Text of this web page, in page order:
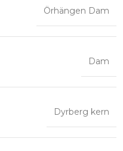
Örhängen Dam
Dam
Dyrberg kern